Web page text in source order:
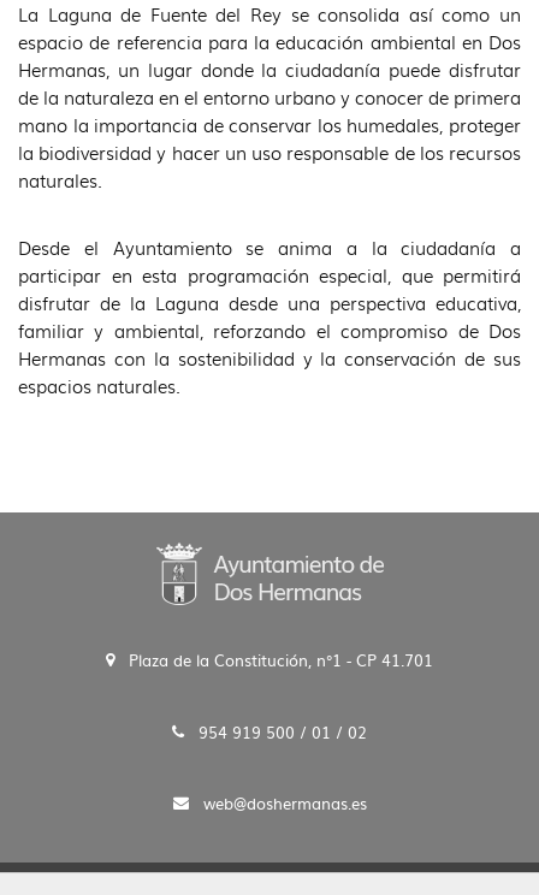
La Laguna de Fuente del Rey se consolida así como un
espacio de referencia para la educación ambiental en Dos
Hermanas, un lugar donde la ciudadanía puede disfrutar
de la naturaleza en el entorno urbano y conocer de primera
mano la importancia de conservar los humedales, proteger
la biodiversidad y hacer un uso responsable de los recursos
naturales.
Desde el Ayuntamiento se anima a la ciudadanía a
participar en esta programación especial, que permitirá
disfrutar de la Laguna desde una perspectiva educativa,
familiar y ambiental, reforzando el compromiso de Dos
Hermanas con la sostenibilidad y la conservación de sus
espacios naturales.
Plaza de la Constitución, n°1 - CP 41.701
954 919 500 / 01 / 02
web@doshermanas.es